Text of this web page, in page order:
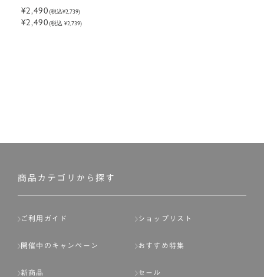
¥2,490(税込¥2,739)
¥2,490(税込 ¥2,739)
商品カテゴリから探す
ご利用ガイド ショップリスト
開催中のキャンペーン おすすめ特集
新商品 セール